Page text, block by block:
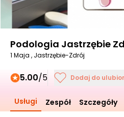
Podologia Jastrzębie
1 Maja , Jastrzębie-Zdrój
5.00/5 Dodaj do
Usługi Zespół Szczegóły